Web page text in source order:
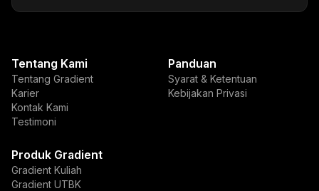
Tentang Kami
Tentang Gradient
Karier
Kontak Kami
Testimoni
Panduan
Syarat & Ketentuan
Kebijakan Privasi
Produk Gradient
Gradient Kuliah
Gradient UTBK